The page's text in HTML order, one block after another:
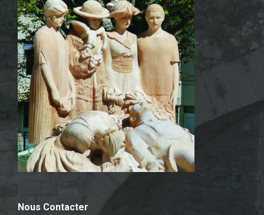
Nous Contacter